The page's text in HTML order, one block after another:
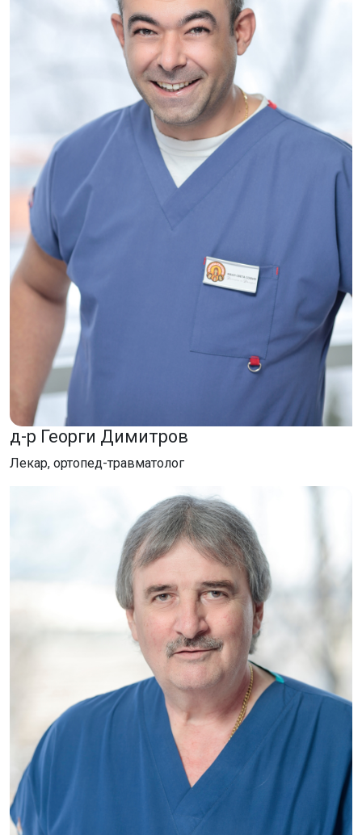
д-р Георги Димитров
Лекар, ортопед-травматолог